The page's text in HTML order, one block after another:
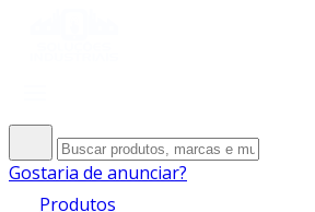
Gostaria de anunciar?
Produtos